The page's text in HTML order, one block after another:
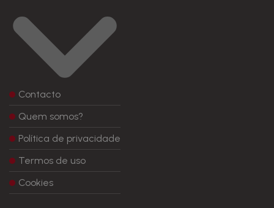
Contacto
Quem somos?
Política de privacidade
Termos de uso
Cookies